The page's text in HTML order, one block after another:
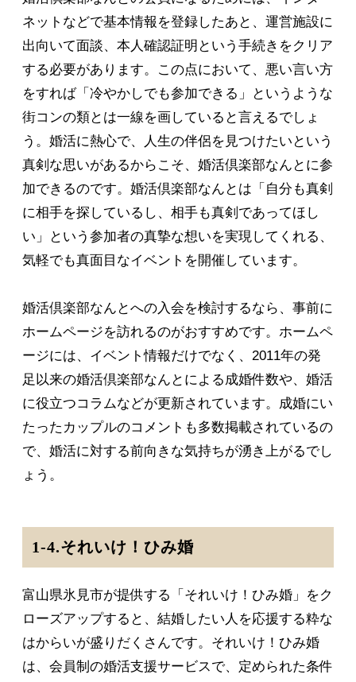
ネットなどで基本情報を登録したあと、運営施設に
出向いて面談、本人確認証明という手続きをクリア
する必要があります。この点において、悪い言い方
をすれば「冷やかしでも参加できる」というような
街コンの類とは一線を画していると言えるでしょ
う。婚活に熱心で、人生の伴侶を見つけたいという
真剣な思いがあるからこそ、婚活倶楽部なんとに参
加できるのです。婚活倶楽部なんとは「自分も真剣
に相手を探しているし、相手も真剣であってほし
い」という参加者の真摯な想いを実現してくれる、
気軽でも真面目なイベントを開催しています。
婚活倶楽部なんとへの入会を検討するなら、事前に
ホームページを訪れるのがおすすめです。ホームペ
ージには、イベント情報だけでなく、2011年の発
足以来の婚活倶楽部なんとによる成婚件数や、婚活
に役立つコラムなどが更新されています。成婚にい
たったカップルのコメントも多数掲載されているの
で、婚活に対する前向きな気持ちが湧き上がるでし
ょう。
1-4.それいけ！ひみ婚
富山県氷見市が提供する「それいけ！ひみ婚」をク
ローズアップすると、結婚したい人を応援する粋な
はからいが盛りだくさんです。それいけ！ひみ婚
は、会員制の婚活支援サービスで、定められた条件